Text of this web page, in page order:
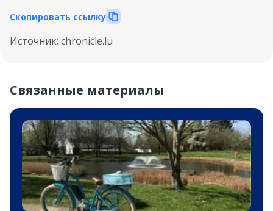
Скопировать ссылку
Источник: chronicle.lu
Связанные материалы